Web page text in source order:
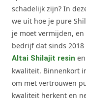
schadelijk zijn? In
we uit hoe je pure
je moet vermijden,
bedrijf dat sinds
Altai Shilajit resin en
kwaliteit. Binnenkort
om met vertrouwen
kwaliteit herkent en